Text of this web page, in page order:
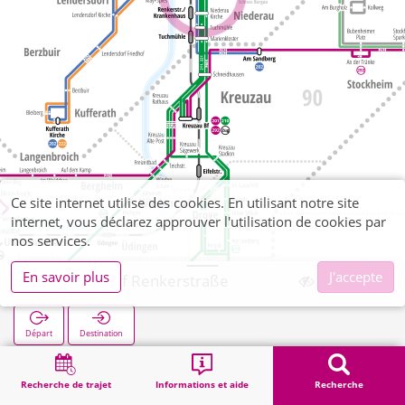
Recherche de trajet Informations et aide Recherche
Lendersdorf Renkerstraße
Départ Destination
Démarrage Recherche Lendersdorf Renkerstraße
Ce site internet utilise des cookies. En utilisant notre site
internet, vous déclarez approuver l'utilisation de cookies par
nos services.
En savoir plus
J'accepte